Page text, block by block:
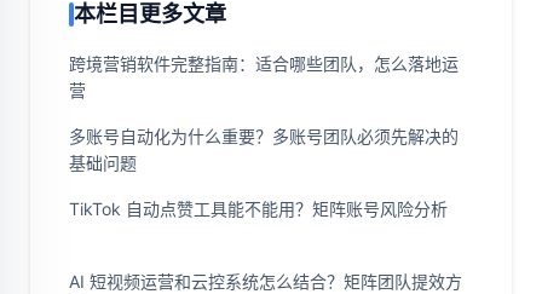
本栏目更多文章
跨境营销软件完整指南：适合哪些团队，怎么落地运
营
多账号自动化为什么重要？多账号团队必须先解决的
基础问题
TikTok 自动点赞工具能不能用？矩阵账号风险分析
AI 短视频运营和云控系统怎么结合？矩阵团队提效方